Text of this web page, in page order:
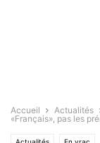
Accueil Actualités
«Français», pas les